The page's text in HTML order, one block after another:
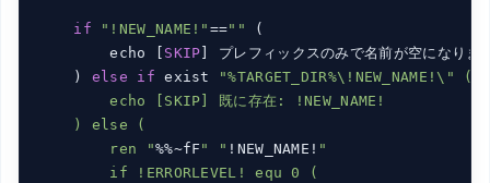
if "!NEW_NAME!" ==""
(
        echo [
SKIP ] プレフィックスのみで名前が空になり
    )
else if exist
"%TARGET_DIR%\!NEW_NAME!\" (
        echo [SKIP] 既に存在: !NEW_NAME!
    ) else (
        ren "
%%~fF " " !NEW_NAME! "
        if !ERRORLEVEL! equ 0 (